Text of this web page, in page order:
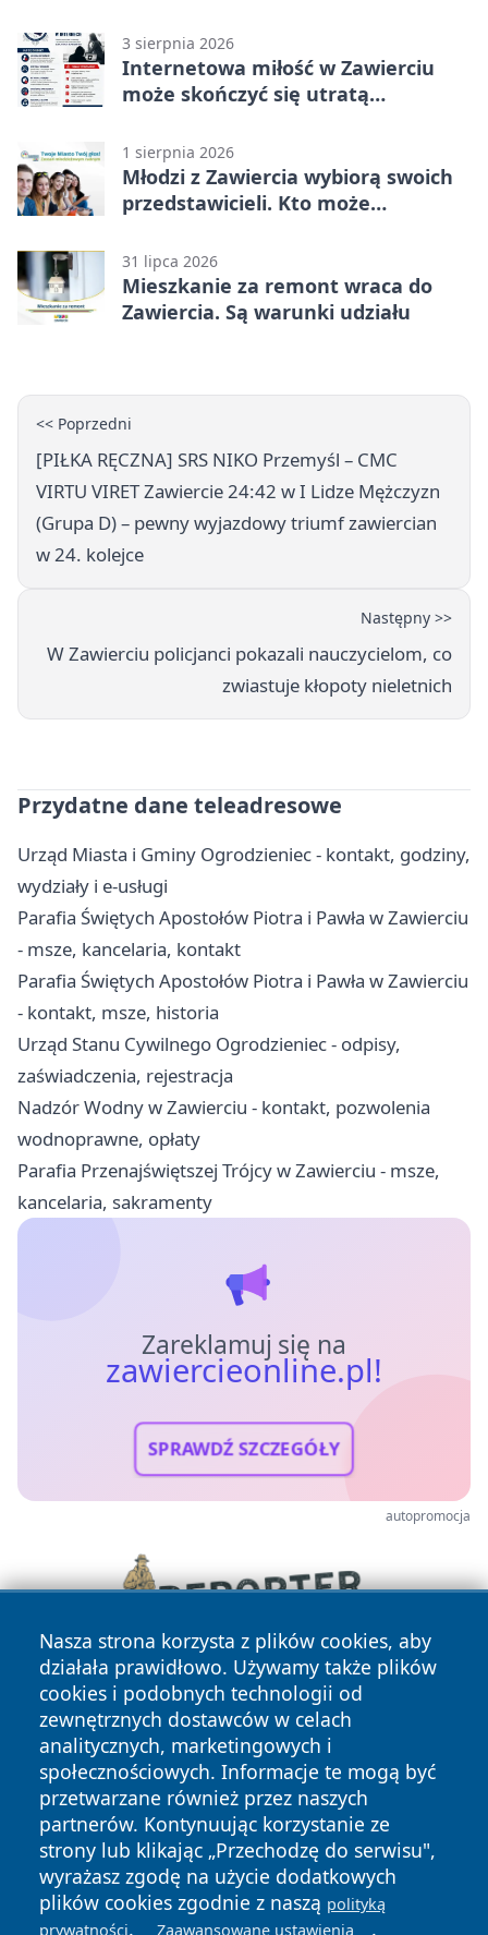
3 sierpnia 2026
Internetowa miłość w Zawierciu
może skończyć się utratą
1 sierpnia 2026
Młodzi z Zawiercia wybiorą swoich
przedstawicieli. Kto może
31 lipca 2026
Mieszkanie za remont wraca do
Zawiercia. Są warunki udziału
<< Poprzedni
[PIŁKA RĘCZNA] SRS NIKO Przemyśl – CMC
VIRTU VIRET Zawiercie 24:42 w I Lidze Mężczyzn
(Grupa D) – pewny wyjazdowy triumf zawiercian
w 24. kolejce
Następny >>
W Zawierciu policjanci pokazali nauczycielom, co
zwiastuje kłopoty nieletnich
Przydatne dane teleadresowe
Urząd Miasta i Gminy Ogrodzieniec - kontakt, godziny,
wydziały i e-usługi
Parafia Świętych Apostołów Piotra i Pawła w Zawierciu
- msze, kancelaria, kontakt
Parafia Świętych Apostołów Piotra i Pawła w Zawierciu
- kontakt, msze, historia
Urząd Stanu Cywilnego Ogrodzieniec - odpisy,
zaświadczenia, rejestracja
Nadzór Wodny w Zawierciu - kontakt, pozwolenia
wodnoprawne, opłaty
Parafia Przenajświętszej Trójcy w Zawierciu - msze,
kancelaria, sakramenty
Zareklamuj się na
zawiercieonline.pl!
SPRAWDŹ SZCZEGÓŁY
autopromocja
Nasza strona korzysta z plików cookies, aby
działała prawidłowo. Używamy także plików
cookies i podobnych technologii od
zewnętrznych dostawców w celach
analitycznych, marketingowych i
społecznościowych. Informacje te mogą być
przetwarzane również przez naszych
partnerów. Kontynuując korzystanie ze
strony lub klikając „Przechodzę do serwisu",
wyrażasz zgodę na użycie dodatkowych
plików cookies zgodnie z naszą polityką
prywatności. Zaawansowane ustawienia .
Copyright © 2026 zawiercieonline.pl Wszystkie prawa
zastrzeżone.
Polityka Polityka